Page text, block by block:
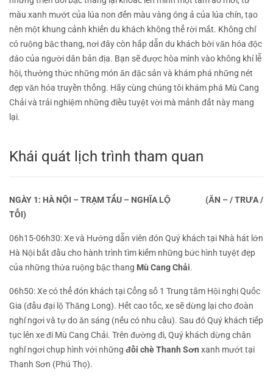
màu xanh mướt của lúa non đến màu vàng óng ả của lúa chín, tạo
nên một khung cảnh khiến du khách không thể rời mắt. Không chỉ
có ruộng bậc thang, nơi đây còn hấp dẫn du khách bởi văn hóa độc
đáo của người dân bản địa. Bạn sẽ được hòa mình vào không khí lễ
hội, thưởng thức những món ăn đặc sản và khám phá những nét
đẹp văn hóa truyền thống. Hãy cùng chúng tôi khám phá Mù Cang
Chải và trải nghiệm những điều tuyệt vời mà mảnh đất này mang
lại.
Khái quát lịch trình tham quan
NGÀY 1: HÀ NỘI – TRẠM TẤU – NGHĨA LỘ
(ĂN – / TRƯA /
TỐI)
06h15-06h30:Xe và Hướng dẫn viên đón Quý khách tại Nhà hát lớn
Hà Nội bắt đầu cho hành trình tìm kiếm những bức hình tuyệt đẹp
của những thửa ruộng bậc thang Mù Cang Chải.
06h50:Xe có thể đón khách tại Cổng số 1 Trung tâm Hội nghị Quốc
Gia (đầu đại lộ Thăng Long). Hết cao tốc, xe sẽ dừng lại cho đoàn
nghỉ ngơi và tự do ăn sáng (nếu có nhu cầu). Sau đó Quý khách tiếp
tục lên xe đi Mù Cang Chải. Trên đường đi, Quý khách dừng chân
nghỉ ngơi chụp hình với những đồi chè Thanh Sơn xanh mướt tại
Thanh Sơn (Phú Thọ).